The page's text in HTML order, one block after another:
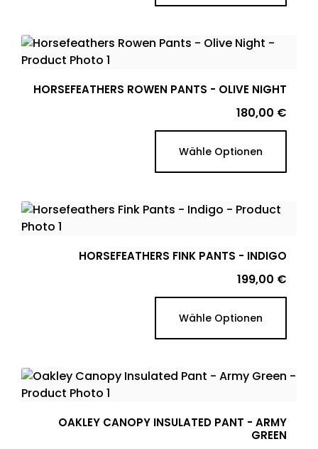
HORSEFEATHERS ROWEN PANTS - OLIVE NIGHT
Preis
180,00 €
Wähle Optionen
HORSEFEATHERS FINK PANTS - INDIGO
Preis
199,00 €
Wähle Optionen
OAKLEY CANOPY INSULATED PANT - ARMY
GREEN